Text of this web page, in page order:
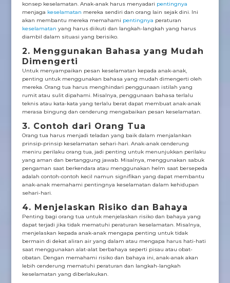
konsep keselamatan. Anak-anak harus menyadari pentingnya
menjaga keselamatan mereka sendiri dan orang lain sejak dini. Ini
akan membantu mereka memahami pentingnya peraturan
keselamatan yang harus diikuti dan langkah-langkah yang harus
diambil dalam situasi yang berisiko.
2. Menggunakan Bahasa yang Mudah
Dimengerti
Untuk menyampaikan pesan keselamatan kepada anak-anak,
penting untuk menggunakan bahasa yang mudah dimengerti oleh
mereka. Orang tua harus menghindari penggunaan istilah yang
rumit atau sulit dipahami. Misalnya, penggunaan bahasa terlalu
teknis atau kata-kata yang terlalu berat dapat membuat anak-anak
merasa bingung dan cenderung mengabaikan pesan keselamatan.
3. Contoh dari Orang Tua
Orang tua harus menjadi teladan yang baik dalam menjalankan
prinsip-prinsip keselamatan sehari-hari. Anak-anak cenderung
meniru perilaku orang tua, jadi penting untuk menunjukkan perilaku
yang aman dan bertanggung jawab. Misalnya, menggunakan sabuk
pengaman saat berkendara atau menggunakan helm saat bersepeda
adalah contoh-contoh kecil namun signifikan yang dapat membantu
anak-anak memahami pentingnya keselamatan dalam kehidupan
sehari-hari.
4. Menjelaskan Risiko dan Bahaya
Penting bagi orang tua untuk menjelaskan risiko dan bahaya yang
dapat terjadi jika tidak mematuhi peraturan keselamatan. Misalnya,
menjelaskan kepada anak-anak mengapa penting untuk tidak
bermain di dekat aliran air yang dalam atau mengapa harus hati-hati
saat menggunakan alat-alat berbahaya seperti pisau atau obat-
obatan. Dengan memahami risiko dan bahaya ini, anak-anak akan
lebih cenderung mematuhi peraturan dan langkah-langkah
keselamatan yang diberlakukan.